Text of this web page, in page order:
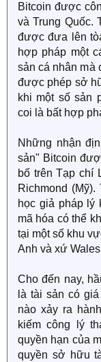
Bitcoin được
và Trung Quốc.
được đưa lên
hợp pháp một
sản cá nhân mà
được phép sở
khi một số sản
coi là bất hợp
Những nhận
sản" Bitcoin
bố trên Tạp chí
Richmond
học giả pháp lý
mã hóa có thể
tại một số khu
Anh và xứ
Cho đến nay,
là tài sản có
nào xảy ra
kiếm công lý
quyền hạn của
quyền sở hữu